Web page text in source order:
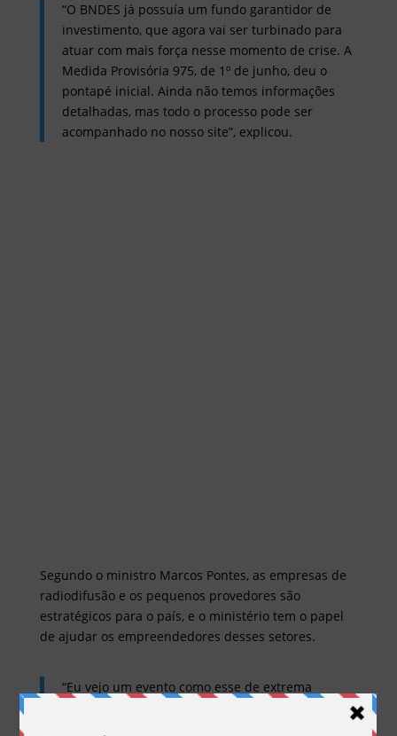
“O BNDES já possuía um fundo garantidor de
investimento, que agora vai ser turbinado para
atuar com mais força nesse momento de crise. A
Medida Provisória 975, de 1º de junho, deu o
pontapé inicial. Ainda não temos informações
detalhadas, mas todo o processo pode ser
acompanhado no nosso site”, explicou.
Segundo o ministro Marcos Pontes, as empresas de
radiodifusão e os pequenos provedores são
estratégicos para o país, e o ministério tem o papel
de ajudar os empreendedores desses setores.
“Eu vejo um evento como esse de extrema